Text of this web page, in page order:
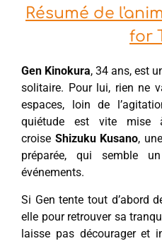
Résumé de
for
Gen Kinokura, 34 ans, est
solitaire. Pour lui, rien ne
espaces, loin de
quiétude est vite mise
croise Shizuku Kusano,
préparée, qui semble
événements.
Si Gen tente tout d’abord
elle pour retrouver sa
laisse pas décourager et